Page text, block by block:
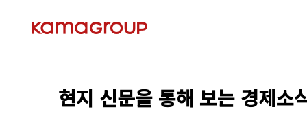
현지 신문을 통해 보는 경제